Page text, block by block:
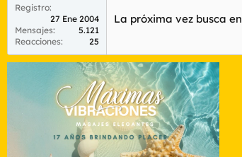
Registro
27 Ene 2004
Mensajes
5.121
Reacciones
25
La próxima vez busca en